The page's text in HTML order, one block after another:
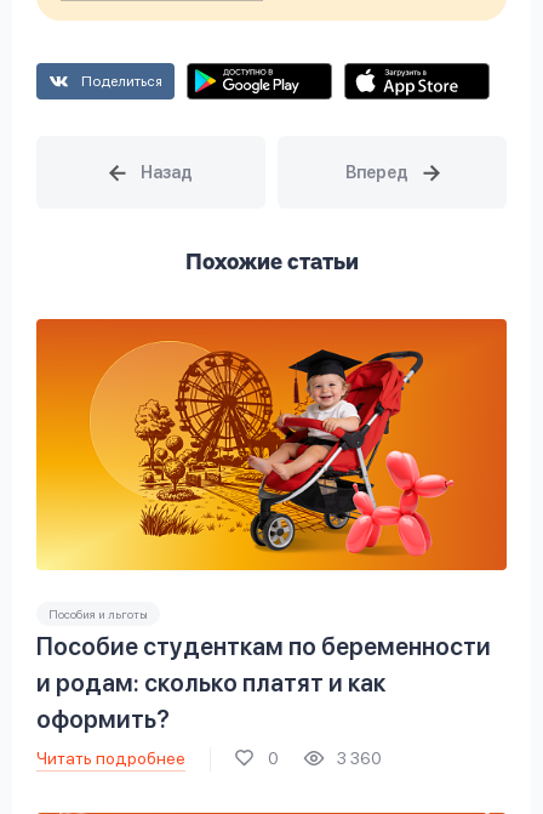
Поделиться
Похожие статьи
Пособия и льготы
Пособие студенткам по беременности
и родам: сколько платят и как
оформить?
Читать подробнее 0 3 360